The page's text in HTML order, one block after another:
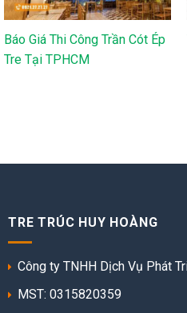
Báo Giá Thi Công Trần Cót Ép
Tre Tại TPHCM
TRE TRÚC HUY HOÀNG
Công ty TNHH Dịch Vụ Phát
MST: 0315820359